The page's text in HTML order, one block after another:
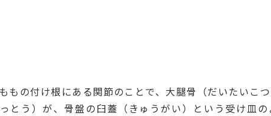
もの付け根にある関節のことで、大腿骨（だいたいこ
とう）が、骨盤の臼蓋（きゅうがい）という受け皿